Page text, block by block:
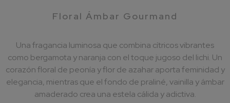
Floral Ámbar Gourmand
Una fragancia luminosa que combina cítricos vibrantes
como bergamota y naranja con el toque jugoso del lichi. Un
corazón floral de peonía y flor de azahar aporta feminidad y
elegancia, mientras que el fondo de praliné, vainilla y ámbar
amaderado crea una estela cálida y adictiva.